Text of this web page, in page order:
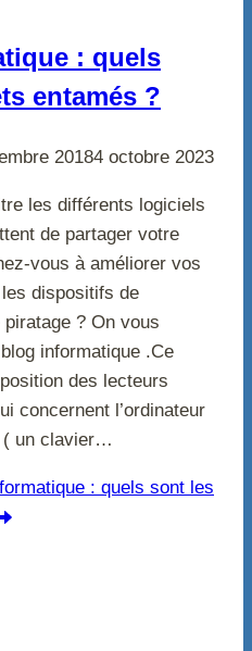
: quels
entamés ?
20184 octobre 2023
les différents logiciels
de partager votre
vous à améliorer vos
dispositifs de
? On vous
informatique .Ce
des lecteurs
concernent l’ordinateur
( un clavier…
: quels sont les